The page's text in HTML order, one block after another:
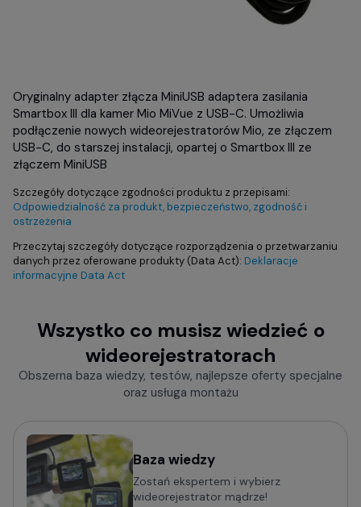
Oryginalny adapter złącza MiniUSB adaptera zasilania
Smartbox III dla kamer Mio MiVue z USB-C. Umożliwia
podłączenie nowych wideorejestratorów Mio, ze złączem
USB-C, do starszej instalacji, opartej o Smartbox III ze
złączem MiniUSB
Szczegóły dotyczące zgodności produktu z przepisami:
Odpowiedzialność za produkt, bezpieczeństwo, zgodność i
ostrzeżenia
Przeczytaj szczegóły dotyczące rozporządzenia o przetwarzaniu
danych przez oferowane produkty (Data Act): Deklaracje
informacyjne Data Act
Wszystko co musisz wiedzieć o
wideorejestratorach
Obszerna baza wiedzy, testów, najlepsze oferty specjalne
oraz usługa montażu
Baza wiedzy
Zostań ekspertem i wybierz
wideorejestrator mądrze!